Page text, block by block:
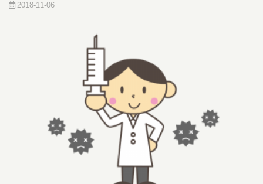
受付手続き、問診、検査に時間を要する場合があります。
順番予約した方も10人前には受付をお済ませください。
順番予約は午前中に午後の予約・受付はできません。
尾内医師によるアレルギー外来と予防接種・健診は完全予約です。前日ま
でに直接クリニックに電話をし、予約をとってください。
小児科午後の診療について
14:30~15:30までは予防注射、乳児健診の時間です。
一般診療は
16:00~18:00となります。
ただし、重症な方、緊急を要する方は診療さ
せていただきます。
尾内医師によるアレルギー外来と予防接種・健診は
完全予約です。前日までに直接クリニックに電話をし、予約をとってく
2018-11-06